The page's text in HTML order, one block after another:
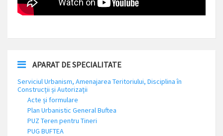
APARAT DE SPECIALITATE
Serviciul Urbanism, Amenajarea Teritoriului, Disciplina în
Construcții și Autorizații
Acte și formulare
Plan Urbanistic General Buftea
PUZ Teren pentru Tineri
PUG BUFTEA